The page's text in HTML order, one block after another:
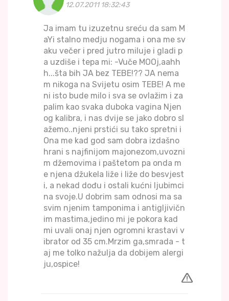
12.07.2011 18:32:43
Ja imam tu izuzetnu sreću da sam M
aYi stalno medju nogama i ona me sv
aku večer i pred jutro miluje i gladi p
a uzdiše i tepa mi: -Vuče MOOj,aahh
h...šta bih JA bez TEBE!?? JA nema
m nikoga na Svijetu osim TEBE! A me
ni isto bude milo i sva se ovlažim i za
palim kao svaka duboka vagina Njen
og kalibra, i nas dvije se jako dobro sl
ažemo..njeni prstići su tako spretni i
Ona me kad god sam dobra izdašno
hrani s najfinijom majonezom,uvozni
m džemovima i paštetom pa onda m
e njena džukela liže i liže do besvjest
i, a nekad dođu i ostali kućni ljubimci
na svoje.U dobrim sam odnosi ma sa
svim njenim tamponima i antigljivičn
im mastima,jedino mi je pokora kad
mi uvali onaj njen ogromni krastavi v
ibrator od 35 cm.Mrzim ga,smrada - t
aj me tolko nažulja da dobijem alergi
ju,ospice!